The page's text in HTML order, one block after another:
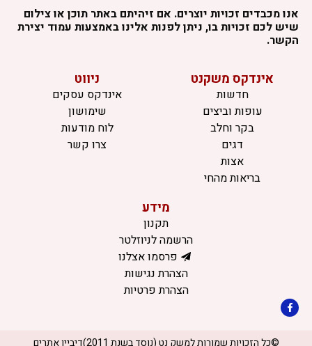
אנו מכבדים זכויות יוצרים. אם זיהיתם באתר תוכן או צילום
שיש לכם זכויות בו, ניתן לפנות אלינו באמצעות עמוד יצירת
הקשר.
אינדקס משקנט
חדשות
עופות וביצים
בקר וחלב
דגים
אצות
בריאות מהחי
ניווט
אינדקס עסקים
שימושון
לוח מודעות
צרו קשר
מידע
תקנון
הרשמה לניוזלטר
פרסמו אצלנו
הצהרת נגישות
הצהרת פרטיות
©כל הזכויות שמורות למשק נט (נוסד בשנת 2011) דיביין אתרים